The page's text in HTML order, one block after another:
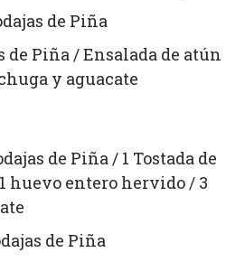
de Piña
de Piña / Ensalada de atún
y aguacate
de Piña / 1 Tostada de
huevo entero hervido / 3
de Piña